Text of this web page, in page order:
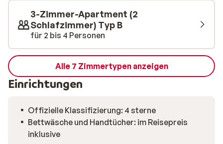
3-Zimmer-Apartment (2
Schlafzimmer) Typ B
für 2 bis 4 Personen
Alle 7 Zimmertypen anzeigen
Einrichtungen
Offizielle Klassifizierung: 4 sterne
Bettwäsche und Handtücher: im Reisepreis
inklusive